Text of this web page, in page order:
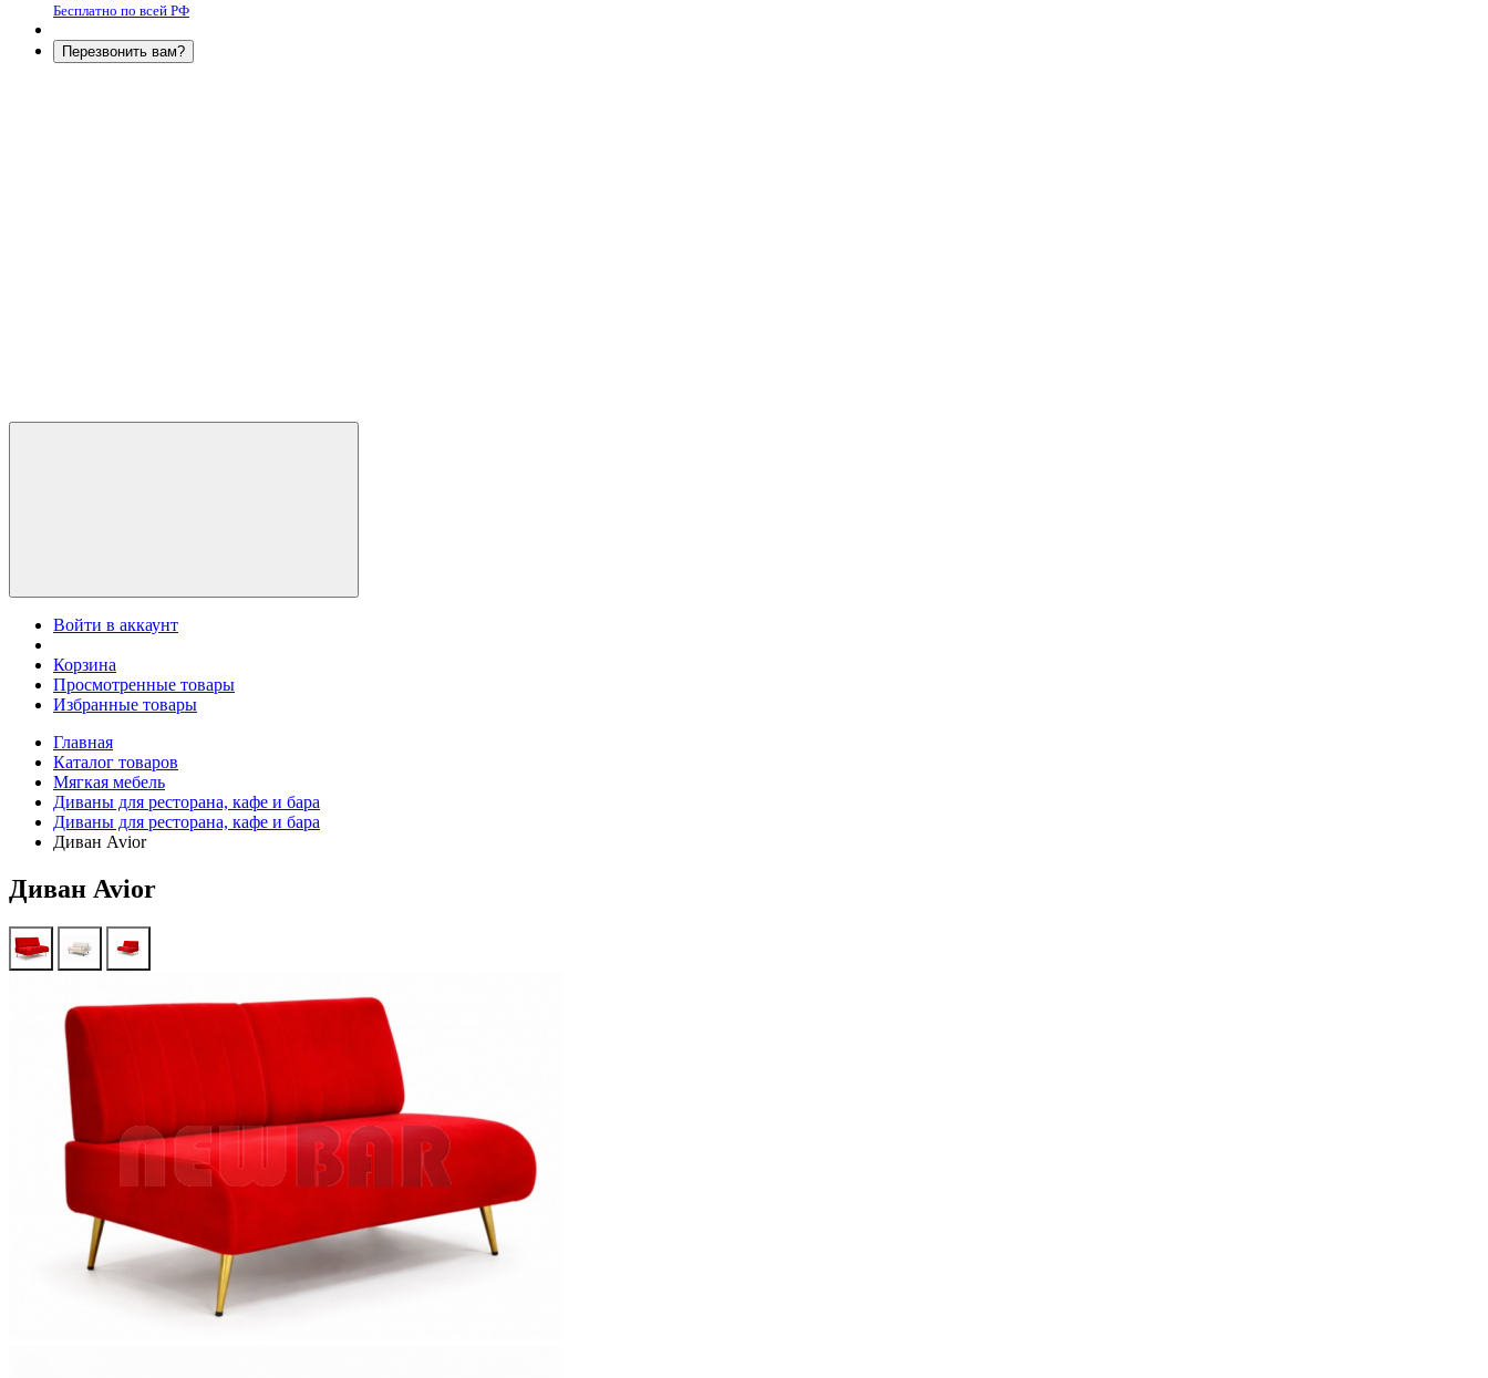
Бесплатно по всей РФ
Перезвонить вам?
Войти в аккаунт
Корзина
Просмотренные товары
Избранные товары
Главная
Каталог товаров
Мягкая мебель
Диваны для ресторана, кафе и бара
Диваны для ресторана, кафе и бара
Диван Avior
Диван Avior